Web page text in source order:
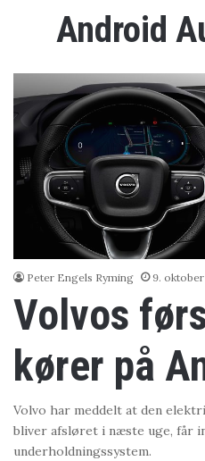
Android
Peter Engels Ryming 9. oktober
Volvos
kører på
Volvo har meddelt at den
bliver afsløret i næste uge, får
underholdningssystem.